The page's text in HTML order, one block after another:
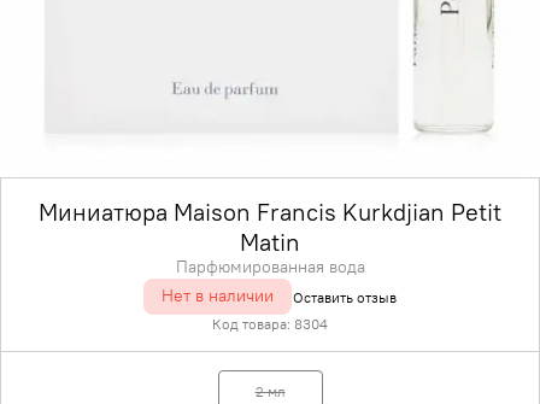
Миниатюра Maison Francis Kurkdjian Petit
Matin
Парфюмированная вода
Нет в наличии
Оставить отзыв
Код товара: 8304
2 мл